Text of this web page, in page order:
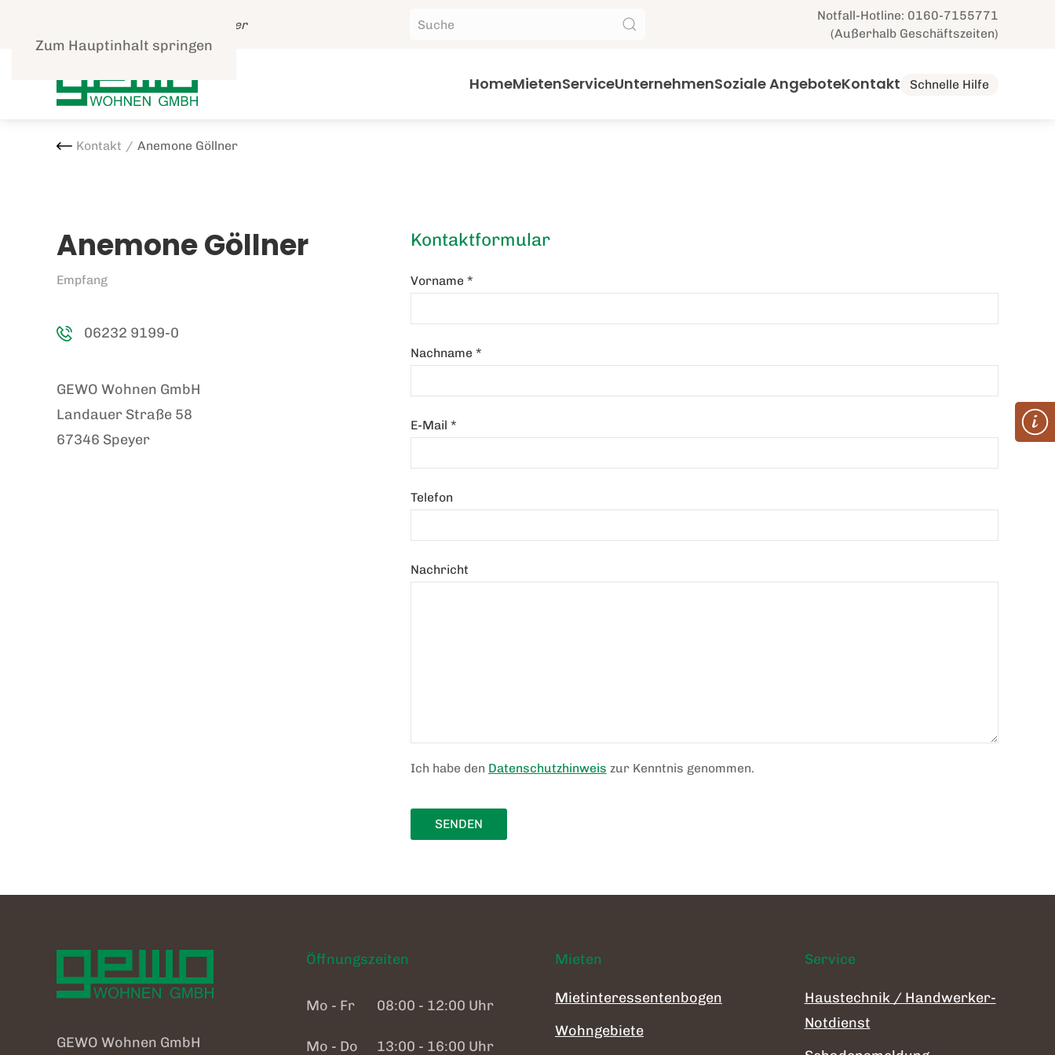
Zum Hauptinhalt springen
Leben und gut Wohnen in Speyer
Notfall-Hotline: 0160-7155771
(Außerhalb Geschäftszeiten)
HomeMietenServiceUnternehmenSoziale AngeboteKontakt Schnelle Hilfe
Kontakt Anemone Göllner
Anemone Göllner
Empfang
06232 9199-0
GEWO Wohnen GmbH
Landauer Straße 58
67346 Speyer
Kontaktformular
Vorname *
Nachname *
E-Mail *
Telefon
Nachricht
Ich habe den Datenschutzhinweis zur Kenntnis genommen.
SENDEN
GEWO Wohnen GmbH
Öffnungszeiten
Mo - Fr 08:00 - 12:00 Uhr
Mo - Do 13:00 - 16:00 Uhr
Mieten
Mietinteressentenbogen
Wohngebiete
Service
Haustechnik / Handwerker-
Notdienst